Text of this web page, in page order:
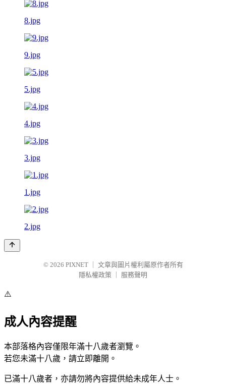
8.jpg
9.jpg
5.jpg
4.jpg
3.jpg
1.jpg
2.jpg
© 2026 PIXNET
文章與圖片權利屬原作者所有
隱私權政策
服務聲明
⚠️
成人內容提醒
本部落格內容僅限年滿十八歲者瀏覽。
若您未滿十八歲，請立即離開。
已滿十八歲者，亦請勿將內容提供給未成年人士。